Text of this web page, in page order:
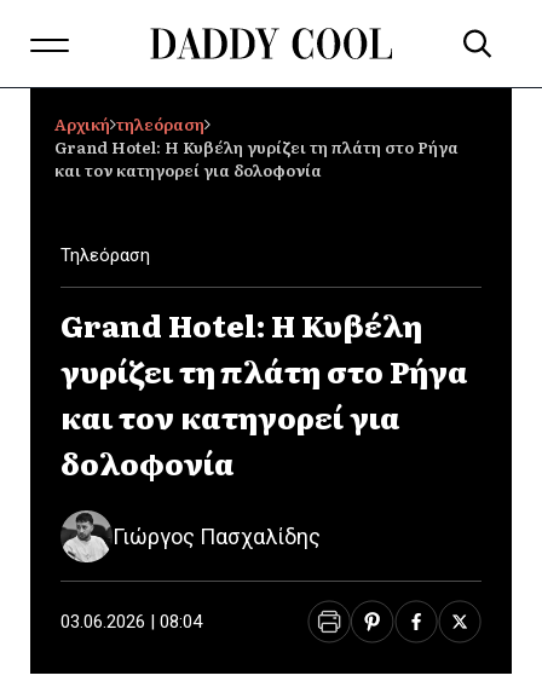
Αρχική τηλεόραση
Grand Hotel: Η Κυβέλη γυρίζει τη πλάτη στο Ρήγα
και τον κατηγορεί για δολοφονία
Τηλεόραση
Grand Hotel: Η Κυβέλη
γυρίζει τη πλάτη στο Ρήγα
και τον κατηγορεί για
δολοφονία
Γιώργος Πασχαλίδης
03.06.2026 | 08:04